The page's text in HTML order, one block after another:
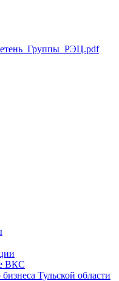
ВКС
Тульской области